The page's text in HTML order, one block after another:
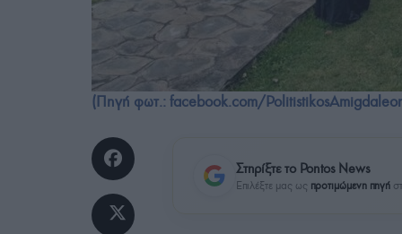
(Πηγή φωτ.: facebook.com/
Στηρίξτε το Pontos News
Επιλέξτε μας ως προτιμώμενη πηγή